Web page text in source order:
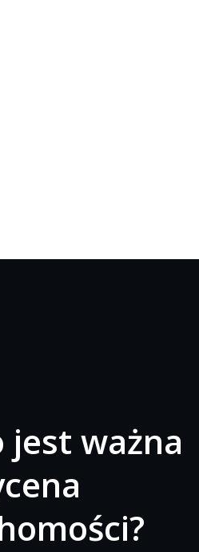
jest ważna